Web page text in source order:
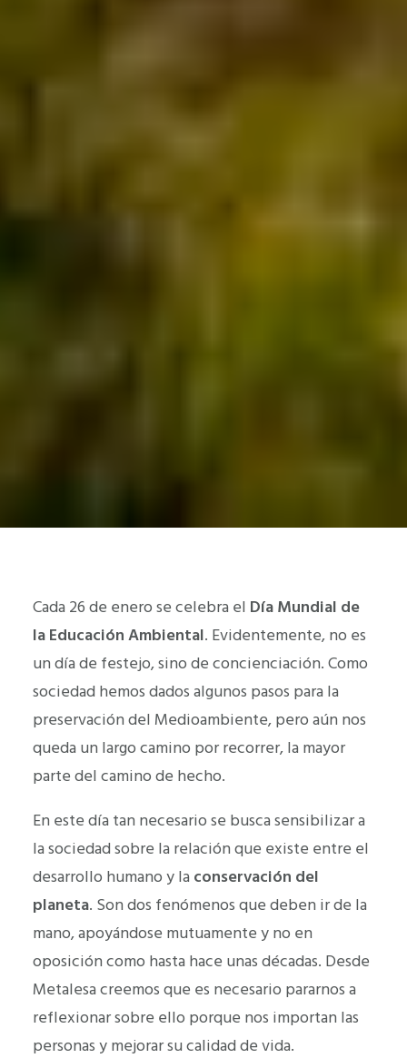
Cada 26 de enero se celebra el Día Mundial de
la Educación Ambiental. Evidentemente, no es
un día de festejo, sino de concienciación. Como
sociedad hemos dados algunos pasos para la
preservación del Medioambiente, pero aún nos
queda un largo camino por recorrer, la mayor
parte del camino de hecho.
En este día tan necesario se busca sensibilizar a
la sociedad sobre la relación que existe entre el
desarrollo humano y la conservación del
planeta. Son dos fenómenos que deben ir de la
mano, apoyándose mutuamente y no en
oposición como hasta hace unas décadas. Desde
Metalesa creemos que es necesario pararnos a
reflexionar sobre ello porque nos importan las
personas y mejorar su calidad de vida.